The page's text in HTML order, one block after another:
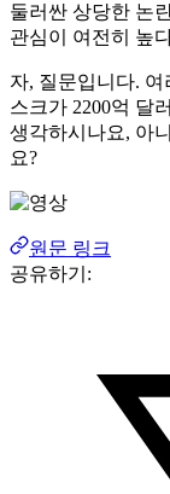
둘러싼 상당한 논
관심이 여전히 높
자, 질문입니다. 여
스크가 2200억 달
생각하시나요, 아
요?
원문 링크
공유하기: